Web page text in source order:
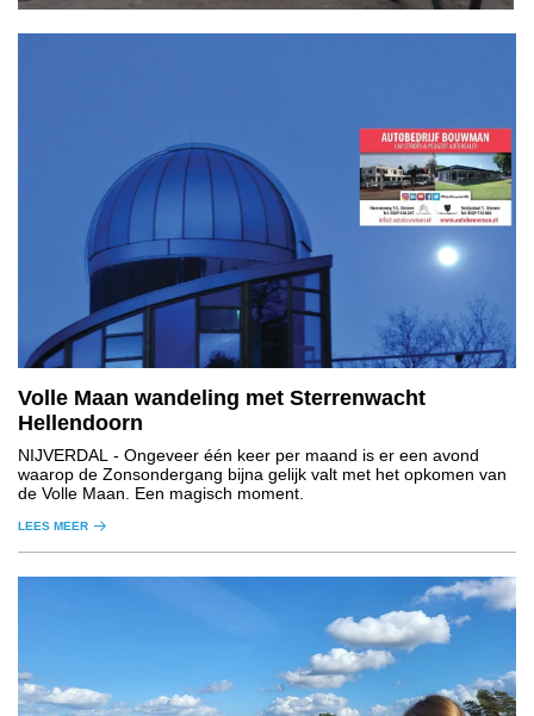
Volle Maan wandeling met Sterrenwacht
Hellendoorn
NIJVERDAL - Ongeveer één keer per maand is er een avond
waarop de Zonsondergang bijna gelijk valt met het opkomen van
de Volle Maan. Een magisch moment.
LEES MEER